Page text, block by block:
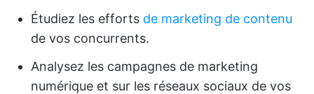
Étudiez les efforts de marketing de contenu
de vos concurrents.
Analysez les campagnes de marketing
numérique et sur les réseaux sociaux de vos